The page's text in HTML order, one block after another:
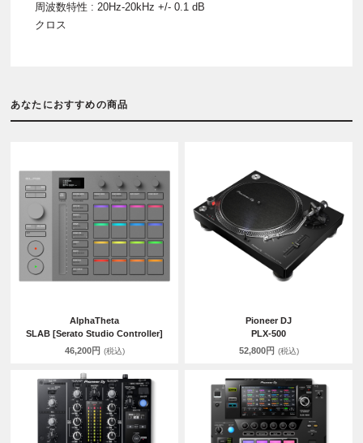
周波数特性 : 20Hz-20kHz +/- 0.1 dB
クロス
あなたにおすすめの商品
AlphaTheta
SLAB [Serato Studio Controller]
46,200円 (税込)
Pioneer DJ
PLX-500
52,800円 (税込)